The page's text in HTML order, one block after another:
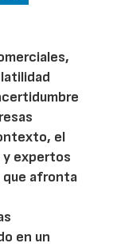
el
y expertos
que afronta
en un